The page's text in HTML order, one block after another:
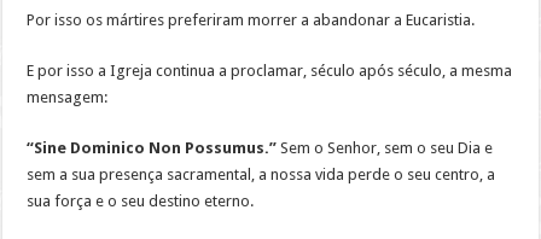
Por isso os mártires preferiram morrer a abandonar a Eucaristia.
E por isso a Igreja continua a proclamar, século após século, a mesma
mensagem:
“Sine Dominico Non Possumus.” Sem o Senhor, sem o seu Dia e
sem a sua presença sacramental, a nossa vida perde o seu centro, a
sua força e o seu destino eterno.